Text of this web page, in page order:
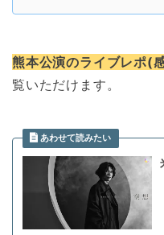
熊本公演のライブレポ(
覧いただけます。